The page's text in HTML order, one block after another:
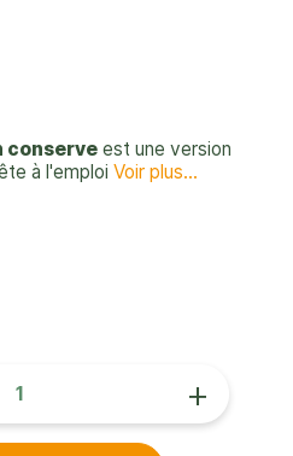
conserve est une version
à l'emploi Voir plus...
+